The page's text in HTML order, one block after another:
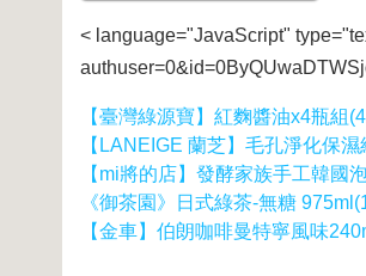
< language="JavaScript"
【臺灣綠源寶】紅麴醬油x4瓶組
【LANEIGE 蘭芝】毛孔淨化保濕
【mi將的店】發酵家族手工韓國
《御茶園》日式綠茶-無糖
【金車】伯朗咖啡曼特寧風味